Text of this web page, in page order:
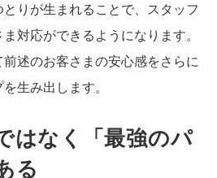
りが生まれることで、スタッフ
対応ができるようになります。
述のお客さまの安心感をさらに
生み出します。
はなく「最強のパ
る